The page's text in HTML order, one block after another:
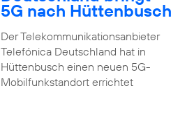
5G nach Hüttenbusch
Der Telekommunikationsanbieter
Telefónica Deutschland hat in
Hüttenbusch einen neuen 5G-
Mobilfunkstandort errichtet